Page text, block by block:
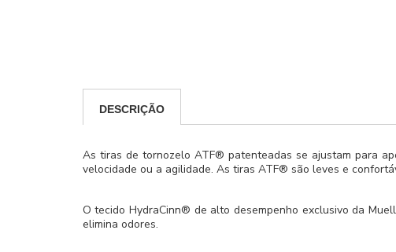
DESCRIÇÃO
As tiras de tornozelo ATF® patenteadas se ajustam para
velocidade ou a agilidade. As tiras ATF® são leves e
O tecido HydraCinn® de alto desempenho exclusivo da
elimina odores.